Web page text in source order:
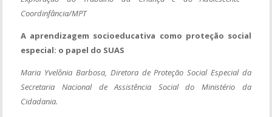
Coordinfância/MPT
A aprendizagem socioeducativa como proteção social
especial: o papel do SUAS
Maria Yvelônia Barbosa, Diretora de Proteção Social Especial da
Secretaria Nacional de Assistência Social do Ministério da
Cidadania.